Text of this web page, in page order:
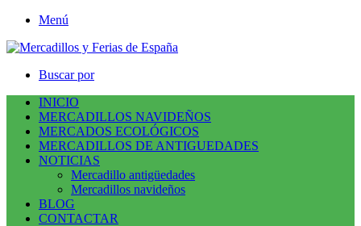
Menú
Buscar por
INICIO
MERCADILLOS NAVIDEÑOS
MERCADOS ECOLÓGICOS
MERCADILLOS DE ANTIGUEDADES
NOTICIAS
Mercadillo antigüedades
Mercadillos navideños
BLOG
CONTACTAR